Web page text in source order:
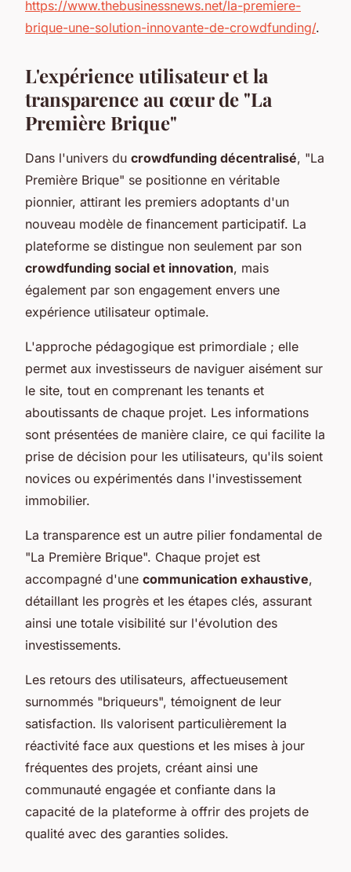
https://www.thebusinessnews.net/la-premiere-
brique-une-solution-innovante-de-crowdfunding/.
L'expérience utilisateur et la
transparence au cœur de "La
Première Brique"
Dans l'univers du crowdfunding décentralisé, "La
Première Brique" se positionne en véritable
pionnier, attirant les premiers adoptants d'un
nouveau modèle de financement participatif. La
plateforme se distingue non seulement par son
crowdfunding social et innovation, mais
également par son engagement envers une
expérience utilisateur optimale.
L'approche pédagogique est primordiale ; elle
permet aux investisseurs de naviguer aisément sur
le site, tout en comprenant les tenants et
aboutissants de chaque projet. Les informations
sont présentées de manière claire, ce qui facilite la
prise de décision pour les utilisateurs, qu'ils soient
novices ou expérimentés dans l'investissement
immobilier.
La transparence est un autre pilier fondamental de
"La Première Brique". Chaque projet est
accompagné d'une communication exhaustive,
détaillant les progrès et les étapes clés, assurant
ainsi une totale visibilité sur l'évolution des
investissements.
Les retours des utilisateurs, affectueusement
surnommés "briqueurs", témoignent de leur
satisfaction. Ils valorisent particulièrement la
réactivité face aux questions et les mises à jour
fréquentes des projets, créant ainsi une
communauté engagée et confiante dans la
capacité de la plateforme à offrir des projets de
qualité avec des garanties solides.